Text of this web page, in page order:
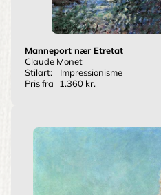
Manneport nær Etretat
Claude Monet
Stilart:
Impressionisme
Pris fra
1.360 kr.